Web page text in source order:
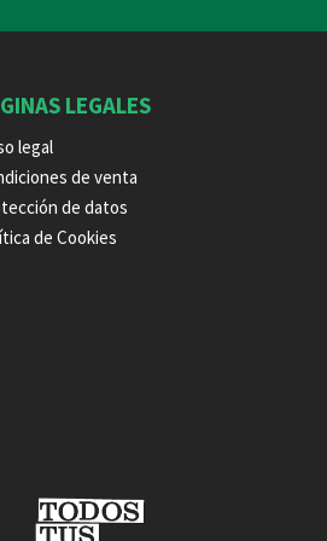
LEGALES
legal
de venta
de datos
de Cookies